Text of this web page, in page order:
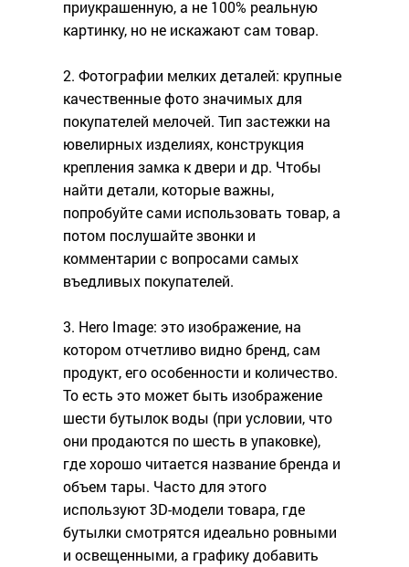
приукрашенную, а не 100% реальную
картинку, но не искажают сам товар.
2. Фотографии мелких деталей: крупные
качественные фото значимых для
покупателей мелочей. Тип застежки на
ювелирных изделиях, конструкция
крепления замка к двери и др. Чтобы
найти детали, которые важны,
попробуйте сами использовать товар, а
потом послушайте звонки и
комментарии с вопросами самых
въедливых покупателей.
3. Hero Image: это изображение, на
котором отчетливо видно бренд, сам
продукт, его особенности и количество.
То есть это может быть изображение
шести бутылок воды (при условии, что
они продаются по шесть в упаковке),
где хорошо читается название бренда и
объем тары. Часто для этого
используют 3D-модели товара, где
бутылки смотрятся идеально ровными
и освещенными, а графику добавить